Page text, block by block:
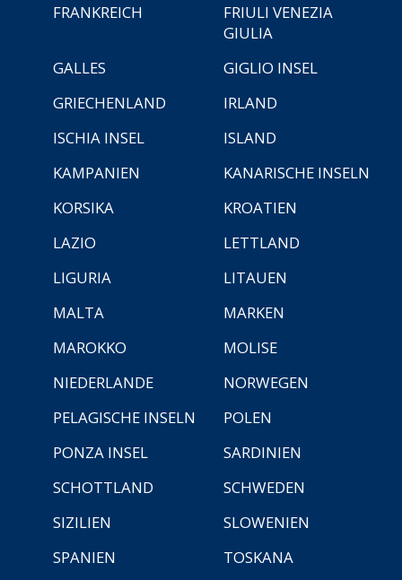
FRANKREICH
FRIULI VENEZIA
GIULIA
GALLES
GIGLIO INSEL
GRIECHENLAND
IRLAND
ISCHIA INSEL
ISLAND
KAMPANIEN
KANARISCHE INSELN
KORSIKA
KROATIEN
LAZIO
LETTLAND
LIGURIA
LITAUEN
MALTA
MARKEN
MAROKKO
MOLISE
NIEDERLANDE
NORWEGEN
PELAGISCHE INSELN
POLEN
PONZA INSEL
SARDINIEN
SCHOTTLAND
SCHWEDEN
SIZILIEN
SLOWENIEN
SPANIEN
TOSKANA